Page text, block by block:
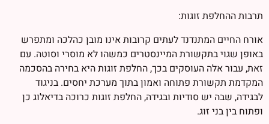
תרבות ההחלפת זוגות:
אורח החיים המתנדנד לעתים קרובות אינו מובן כהלכה ומתפרש
באופן שגוי בתקשורת המיינסטרים כמשהו לא מוסרי וסוטה. עם
זאת, עבור אלה העוסקים בכך, החלפת זוגות היא בחירה בהסכמה
המקדמת תקשורת פתוחה ואמון בתוך מערכת יחסים. בניגוד
לבגידה, שבה יש סודיות ובגידה, החלפת זוגות כרוכה בדיאלוג כן
ופתוח בין בני זוג.